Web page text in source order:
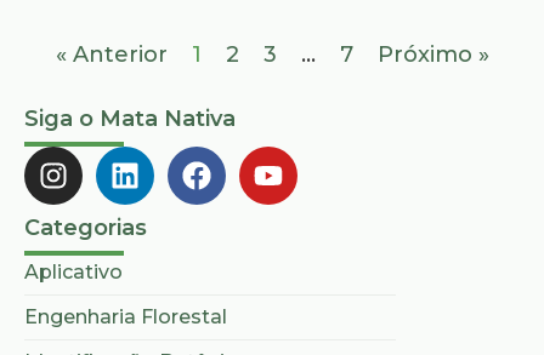
« Anterior 1 2 3 … 7 Próximo »
Siga o Mata Nativa
Categorias
Aplicativo
Engenharia Florestal